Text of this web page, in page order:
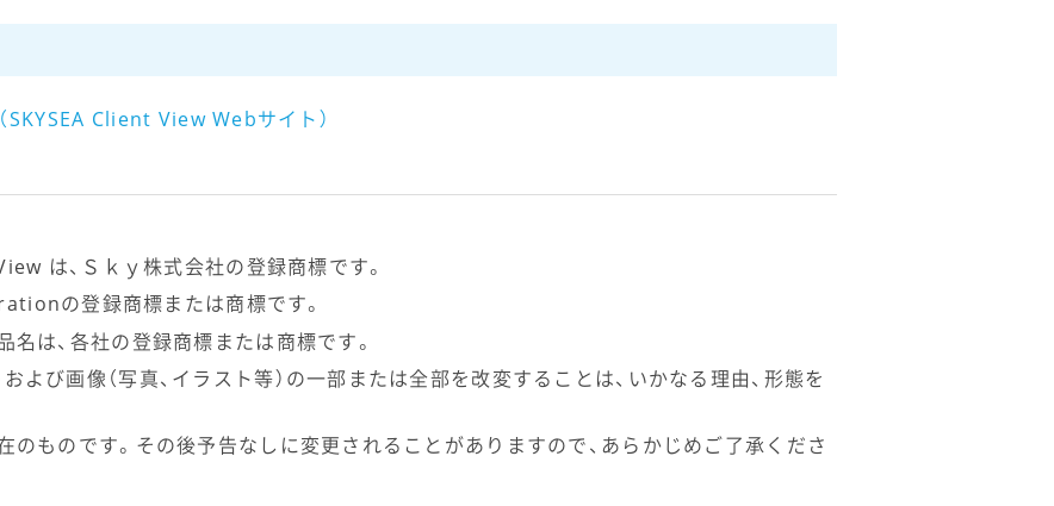
Client View Webサイト）
は、Ｓｋｙ株式会社の登録商標です。
の登録商標または商標です。
は、各社の登録商標または商標です。
び画像（写真、イラスト等）の一部または全部を改変することは、いかなる理由、形態を
のものです。その後予告なしに変更されることがありますので、あらかじめご了承くださ